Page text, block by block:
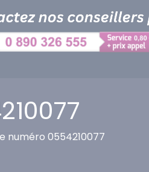
numéro 0554210077